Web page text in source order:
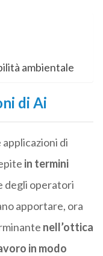
ambientale
di Ai
di
in termini
degli operatori
apportare, ora
nell’ottica
in modo